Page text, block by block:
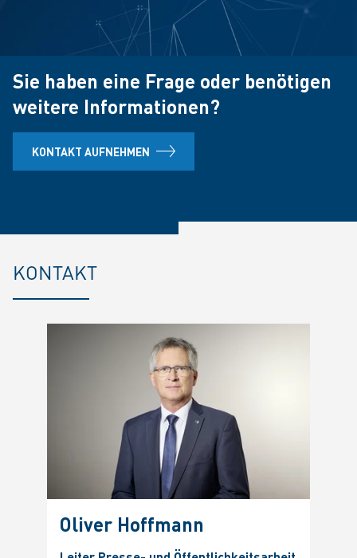
Sie haben eine Frage oder benötigen
weitere Informationen?
KONTAKT AUFNEHMEN
KONTAKT
Oliver Hoffmann